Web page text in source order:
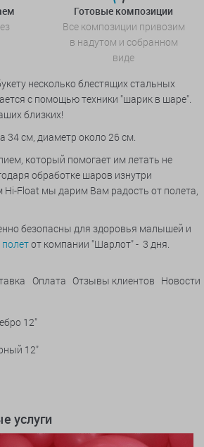
Готовые композиции
Все композиции привозим
в надутом и собранном
виде
несколько блестящих стальных
с помощью техники "шарик в шаре".
близких!
см, диаметр около 26 см.
который помогает им летать не
обработке шаров изнутри
Float мы дарим Вам радость от полета,
безопасны для здоровья малышей и
от компании "Шарлот" - 3 дня.
Оплата Отзывы клиентов Новости
12"
12"
услуги